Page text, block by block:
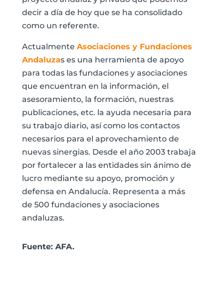
decir a día de hoy que se ha consolidado
como un referente.
Actualmente Asociaciones y Fundaciones
Andaluzas es una herramienta de apoyo
para todas las fundaciones y asociaciones
que encuentran en la información, el
asesoramiento, la formación, nuestras
publicaciones, etc. la ayuda necesaria para
su trabajo diario, así como los contactos
necesarios para el aprovechamiento de
nuevas sinergias. Desde el año 2003 trabaja
por fortalecer a las entidades sin ánimo de
lucro mediante su apoyo, promoción y
defensa en Andalucía. Representa a más
de 500 fundaciones y asociaciones
andaluzas.
Fuente: AFA.